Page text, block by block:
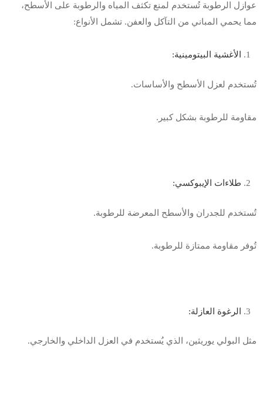
عوازل الرطوبة تُستخدم لمنع تكثف المياه والرطوبة على الأسطح،
مما يحمي المباني من التآكل والعفن. تشمل الأنواع:
الأغشية البيتومينية:
تُستخدم لعزل الأسطح والأساسات.
مقاومة للرطوبة بشكل كبير .
طلاءات الإيبوكسي:
تُستخدم للجدران والأسطح المعرضة للرطوبة.
تُوفر مقاومة ممتازة للرطوبة.
الرغوة العازلة:
مثل البولي يوريثين، الذي يُستخدم في العزل الداخلي والخارجي.